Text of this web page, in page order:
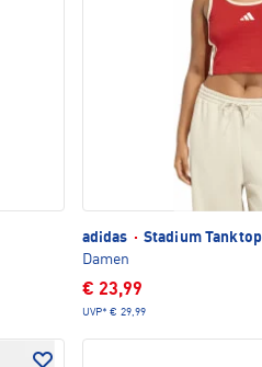
adidas · Stadium Tanktop
Damen
€ 23,99
UVP* € 29,99